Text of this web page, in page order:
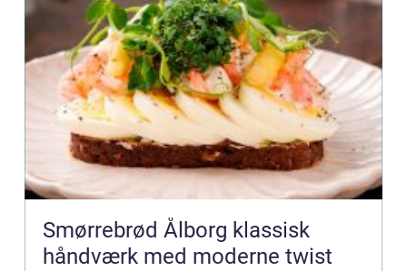
Smørrebrød Ålborg klassisk
håndværk med moderne twist